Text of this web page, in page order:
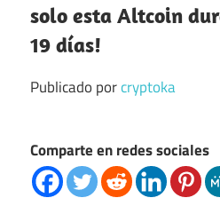
solo esta Altcoin
19 días!
Publicado porcryptoka
Comparte en redes sociales